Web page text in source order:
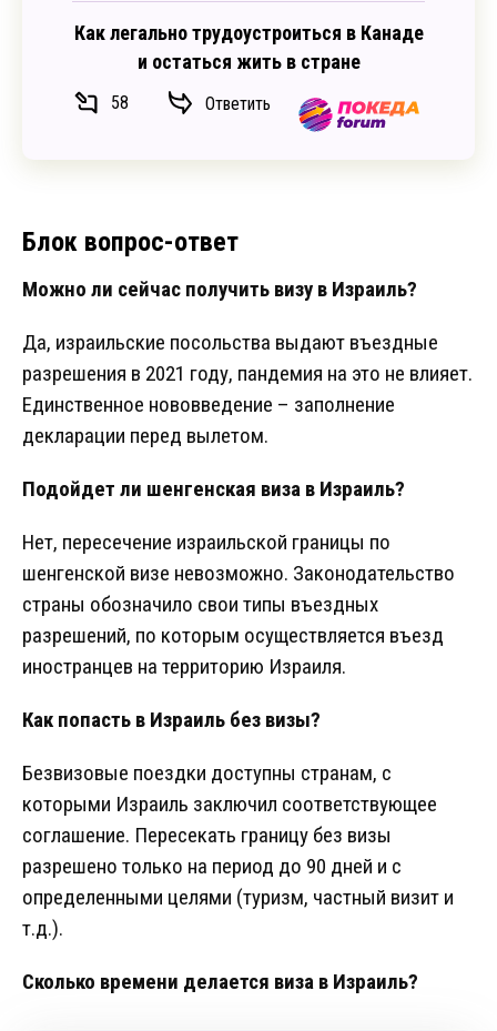
Как легально трудоустроиться в Канаде
и остаться жить в стране
58 Ответить
Блок вопрос-ответ
Можно ли сейчас получить визу в Израиль?
Да, израильские посольства выдают въездные
разрешения в 2021 году, пандемия на это не влияет.
Единственное нововведение – заполнение
декларации перед вылетом.
Подойдет ли шенгенская виза в Израиль?
Нет, пересечение израильской границы по
шенгенской визе невозможно. Законодательство
страны обозначило свои типы въездных
разрешений, по которым осуществляется въезд
иностранцев на территорию Израиля.
Как попасть в Израиль без визы?
Безвизовые поездки доступны странам, с
которыми Израиль заключил соответствующее
соглашение. Пересекать границу без визы
разрешено только на период до 90 дней и с
определенными целями (туризм, частный визит и
т.д.).
Сколько времени делается виза в Израиль?